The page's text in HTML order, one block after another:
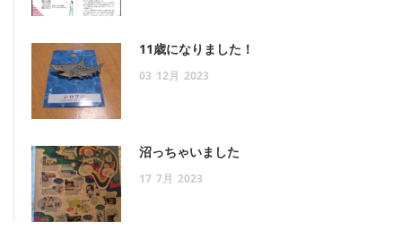
11歳になりました！
03 12月 2023
沼っちゃいました
17 7月 2023